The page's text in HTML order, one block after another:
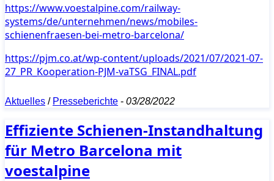
https://www.voestalpine.com/railway-
systems/de/unternehmen/news/mobiles-
schienenfraesen-bei-metro-barcelona/
https://pjm.co.at/wp-content/uploads/2021/07/2021-07-
27_PR_Kooperation-PJM-vaTSG_FINAL.pdf
Aktuelles / Presseberichte - 03/28/2022
Effiziente Schienen-Instandhaltung
für Metro Barcelona mit
voestalpine